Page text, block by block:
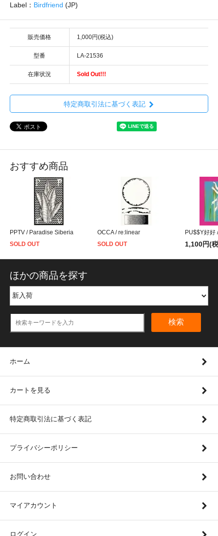
Label： Birdfriend (JP)
販売価格 1,000円(税込)
型番 LA-21536
在庫状況 Sold Out!!!
特定商取引法に基づく表記
おすすめ商品
PPTV / Paradise Siberia
SOLD OUT
OCCA / re:linear
SOLD OUT
PU$$Y好好
1,100円(
ほかの商品を探す
検索
ホーム
カートを見る
特定商取引法に基づく表記
プライバシーポリシー
お問い合わせ
マイアカウント
ログイン